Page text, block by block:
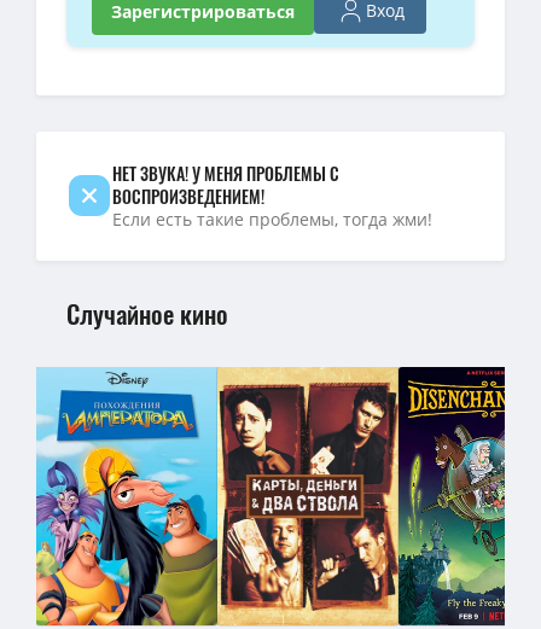
Зарегистрироваться Вход
НЕТ ЗВУКА! У МЕНЯ ПРОБЛЕМЫ С
ВОСПРОИЗВЕДЕНИЕМ!
Если есть такие проблемы, тогда жми!
Случайное кино